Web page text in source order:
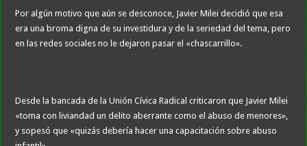
Por algún motivo que aún se desconoce, Javier Milei decidió que esa
era una broma digna de su investidura y de la seriedad del tema, pero
en las redes sociales no le dejaron pasar el «chascarrillo».
Desde la bancada de la Unión Cívica Radical criticaron que Javier Milei
«toma con liviandad un delito aberrante como el abuso de menores»,
y sopesó que «quizás debería hacer una capacitación sobre abuso